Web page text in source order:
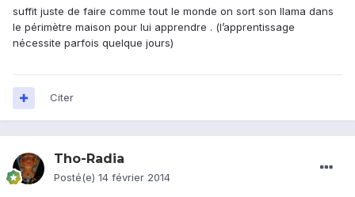
suffit juste de faire comme tout le monde on sort son llama dans
le périmètre maison pour lui apprendre . (l’apprentissage
nécessite parfois quelque jours)
Citer
Tho-Radia
Posté(e) 14 février 2014